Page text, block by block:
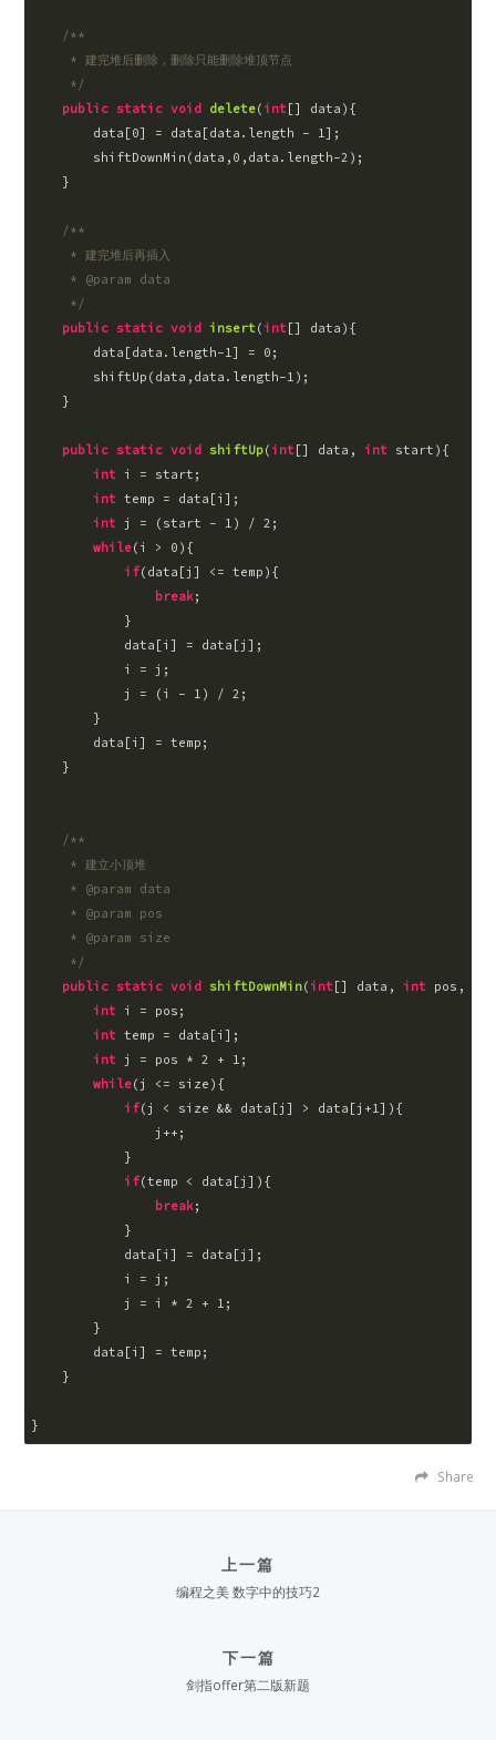
/**
     * 建完堆后删除，删除只能删除堆顶节点
     */
public static void delete( int[] data ) {
        data[
0] = data[data.length - 1];
        shiftDownMin(data,
0 ,data.length-2 );
    }
/**
     * 建完堆后再插入
     * @param data
     */
public static void insert( int[] data ) {
        data[data.length
-1] = 0 ;
        shiftUp(data,data.length
-1 );
    }
public static void shiftUp( int[] data, int start ) {
int i = start;
int temp = data[i];
int j = (start - 1 ) / 2 ;
while(i > 0 ){
if(data[j] <= temp){
break;
            }
            data[i] = data[j];
            i = j;
            j = (i -
1 ) / 2 ;
        }
        data[i] = temp;
    }
/**
     * 建立小顶堆
     * @param data
     * @param pos
     * @param size
     */
public static void shiftDownMin( int[] data, int pos,
int i = pos;
int temp = data[i];
int j = pos * 2 + 1 ;
while(j <= size){
if(j < size && data[j] > data[j+1]){
                j++;
            }
if(temp < data[j]){
break;
            }
            data[i] = data[j];
            i = j;
            j = i *
2 + 1 ;
        }
        data[i] = temp;
    }
Share
上一篇
编程之美 数字中的技巧2
下一篇
剑指offer第二版新题